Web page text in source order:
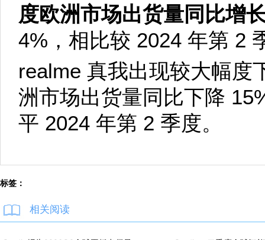
度欧洲市场出货量同比增
4%，相比较 2024 年第 2
realme 真我出现较大幅度
洲市场出货量同比下降
平 2024 年第 2 季度。
标签：
相关阅读